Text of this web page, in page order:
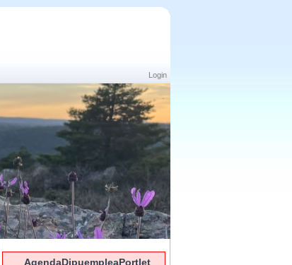
Login
AgendaDipuempleaPortlet